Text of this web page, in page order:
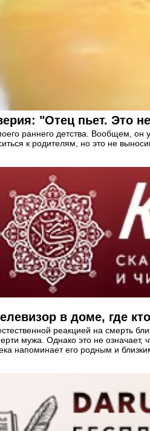
"Отец пьет. Это
раннего детства. Вообщем,
к родителям, но это не
в доме, где
реакцией на смерть
мужа. Однако это не означает,
напоминает его родным и